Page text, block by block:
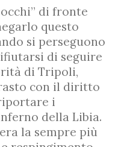
di fronte
questo
si perseguono
di seguire
di Tripoli,
con il diritto
i
della Libia.
la sempre più